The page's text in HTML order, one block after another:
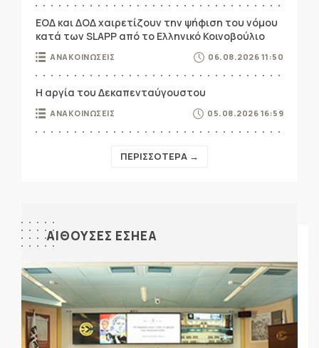
ΕΟΔ και ΔΟΔ χαιρετίζουν την ψήφιση του νόμου
κατά των SLAPP από το Ελληνικό Κοινοβούλιο
ΑΝΑΚΟΙΝΩΣΕΙΣ 06.08.2026 11:50
Η αργία του Δεκαπενταύγουστου
ΑΝΑΚΟΙΝΩΣΕΙΣ 05.08.2026 16:59
ΠΕΡΙΣΣΟΤΕΡΑ →
ΑΙΘΟΥΣΕΣ ΕΣΗΕΑ